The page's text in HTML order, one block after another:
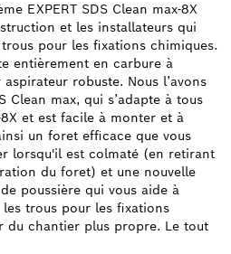
EXPERT SDS Clean max-8X
et les installateurs qui
pour les fixations chimiques.
entièrement en carbure à
robuste. Nous l’avons
Clean max, qui s’adapte à tous
et est facile à monter et à
un foret efficace que vous
lorsqu'il est colmaté (en retirant
du foret) et une nouvelle
poussière qui vous aide à
trous pour les fixations
du chantier plus propre. Le tout